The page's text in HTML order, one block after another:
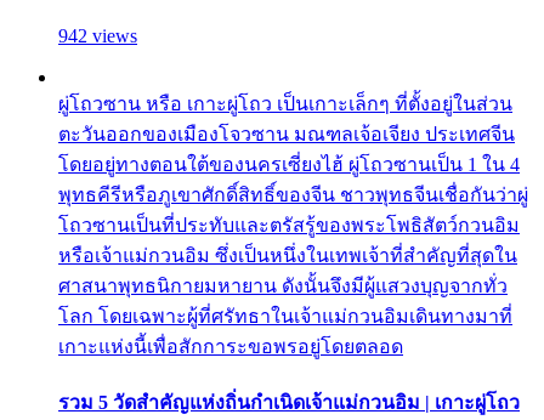
942 views
ผู่โถวซาน หรือ เกาะผู่โถว เป็นเกาะเล็กๆ ที่ตั้งอยู่ในส่วน
ตะวันออกของเมืองโจวซาน มณฑลเจ้อเจียง ประเทศจีน
โดยอยู่ทางตอนใต้ของนครเซี่ยงไฮ้ ผู่โถวซานเป็น 1 ใน 4
พุทธคีรีหรือภูเขาศักดิ์สิทธิ์ของจีน ชาวพุทธจีนเชื่อกันว่าผู่
โถวซานเป็นที่ประทับและตรัสรู้ของพระโพธิสัตว์กวนอิม
หรือเจ้าแม่กวนอิม ซึ่งเป็นหนึ่งในเทพเจ้าที่สำคัญที่สุดใน
ศาสนาพุทธนิกายมหายาน ดังนั้นจึงมีผู้แสวงบุญจากทั่ว
โลก โดยเฉพาะผู้ที่ศรัทธาในเจ้าแม่กวนอิมเดินทางมาที่
เกาะแห่งนี้เพื่อสักการะขอพรอยู่โดยตลอด
รวม 5 วัดสำคัญแห่งถิ่นกำเนิดเจ้าแม่กวนอิม | เกาะผู่โถว